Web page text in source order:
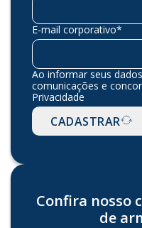
E-mail corporativo*
Ao informar seus
comunicações e
Privacidade
CADASTRAR
Confira nosso
de